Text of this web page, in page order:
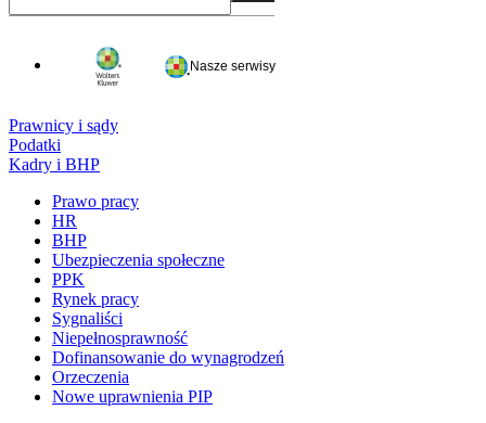
Nasze serwisy
Prawnicy i sądy
Podatki
Kadry i BHP
Prawo pracy
HR
BHP
Ubezpieczenia społeczne
PPK
Rynek pracy
Sygnaliści
Niepełnosprawność
Dofinansowanie do wynagrodzeń
Orzeczenia
Nowe uprawnienia PIP